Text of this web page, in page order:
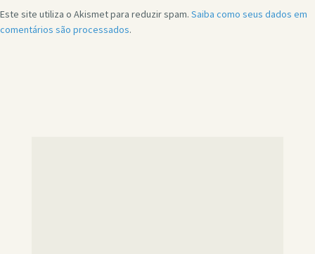
Este site utiliza o Akismet para reduzir spam. Saiba como seus dados em
comentários são processados.